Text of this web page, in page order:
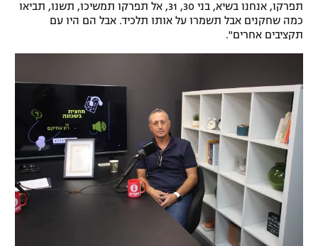
תפרקו, אנחנו בשיא, בני 30, 31, אל תפרקו תמשיכו, תשנו, תביאו
כמה שחקנים אבל תשמרו על אותו תלכיד. אבל הם היו עם
תקציבים אחרים".